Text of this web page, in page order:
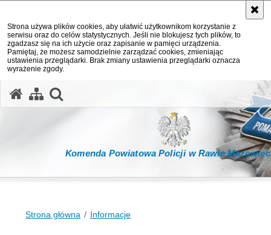
Strona używa plików cookies, aby ułatwić użytkownikom korzystanie z
serwisu oraz do celów statystycznych. Jeśli nie blokujesz tych plików, to
zgadzasz się na ich użycie oraz zapisanie w pamięci urządzenia.
Pamiętaj, że możesz samodzielnie zarządzać cookies, zmieniając
ustawienia przeglądarki. Brak zmiany ustawienia przeglądarki oznacza
wyrażenie zgody.
Komenda Powiatowa Policji w Rawie
Strona główna Informacje